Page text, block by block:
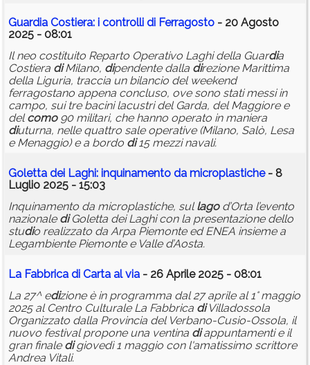
Guardia Costiera: i controlli di Ferragosto - 20 Agosto
2025 - 08:01
Il neo costituito Reparto Operativo Laghi della Guardia
Costiera diMilano, dipendente dalla direzione Marittima
della Liguria, traccia un bilancio del weekend
ferragostano appena concluso, ove sono stati messi in
campo, sui tre bacini lacustri del Garda, del Maggiore e
delcomo90 militari, che hanno operato in maniera
diuturna, nelle quattro sale operative (Milano, Salò, Lesa
e Menaggio) e a bordo di15 mezzi navali.
Goletta dei Laghi: inquinamento da microplastiche- 8
Luglio 2025 - 15:03
Inquinamento da microplastiche, sullagod’Orta l’evento
nazionale diGoletta dei Laghi con la presentazione dello
studio realizzato da Arpa Piemonte ed ENEA insieme a
Legambiente Piemonte e Valle d’Aosta.
La Fabbrica di Carta al via - 26 Aprile 2025 - 08:01
La 27^ edizione è in programma dal 27 aprile al 1° maggio
2025 al Centro Culturale La Fabbrica diVilladossola
Organizzato dalla Provincia del Verbano-Cusio-Ossola, il
nuovo festival propone una ventina diappuntamenti e il
gran finale digiovedì 1 maggio con l'amatissimo scrittore
Andrea Vitali.